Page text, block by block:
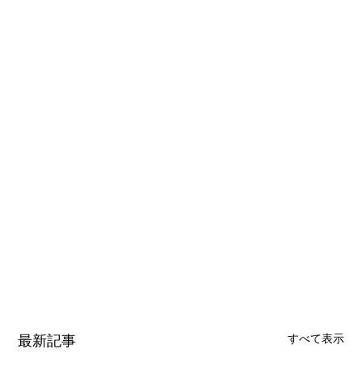
最新記事 すべて表示